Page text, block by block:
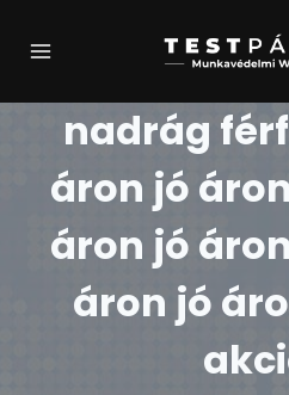
nadrág
áron jó
áron jó
áron jó